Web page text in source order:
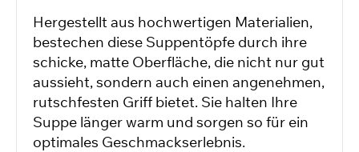
Hergestellt aus hochwertigen Materialien,
bestechen diese Suppentöpfe durch ihre
schicke, matte Oberfläche, die nicht nur gut
aussieht, sondern auch einen angenehmen,
rutschfesten Griff bietet. Sie halten Ihre
Suppe länger warm und sorgen so für ein
optimales Geschmackserlebnis.